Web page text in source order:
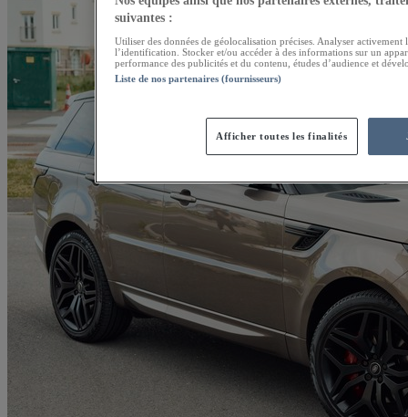
suivantes :
Utiliser des données de géolocalisation précises. Analyser activement
l’identification. Stocker et/ou accéder à des informations sur un
performance des publicités et du contenu, études d’audience et
Liste de nos partenaires (fournisseurs)
Afficher toutes les finalités